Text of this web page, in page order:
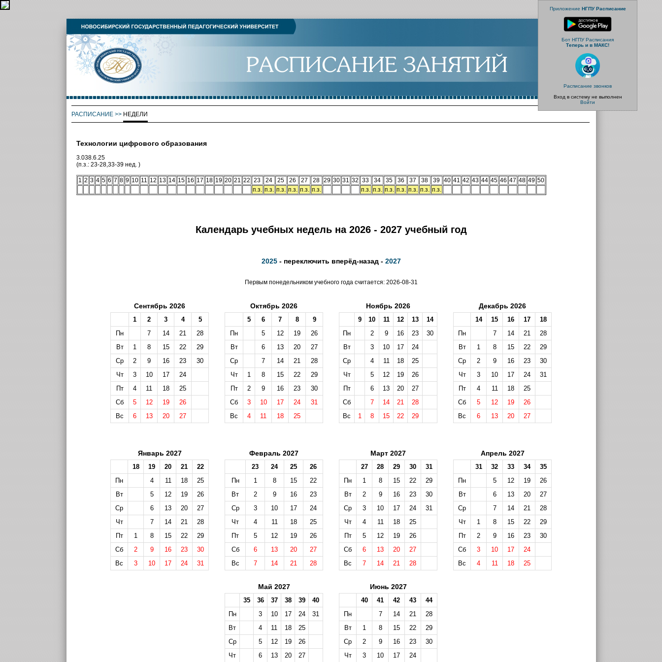
Приложение НГПУ Расписание
Бот НГПУ Расписания
Теперь и в МАКС!
Расписание звонков
Вход в систему не выполнен
Войти
РАСПИСАНИЕ>> НЕДЕЛИ
Технологии цифрового образования
3.038.6.25
(п.з.: 23-28,33-39 нед. )
1 2 3 4 5 6 7 8 9 10 11 12 13 14 15 16 17 18 19 20 21 22 23 24 25 26 27 28 29 30 31 32 33 34 35 36 37 38 39 40 41 42 43 44 45 46 47 48 49 50
п.з. п.з. п.з. п.з. п.з. п.з. п.з. п.з. п.з. п.з. п.з. п.з. п.з.
Календарь учебных недель на 2026 - 2027 учебный год
2025- переключить вперёд-назад - 2027
Первым понедельником учебного года считается: 2026-08-31
Сентябрь 2026
1 2 3 4
5
Пн
7 14 21
28
Вт
1 8 15 22
29
Ср
2 9 16 23
30
Чт
3 10 17
24
Пт
4 11 18
25
Сб
5 12 19
26
Вс
6 13 20 27
Октябрь 2026
5 6 7 8
9
Пн
5 12 19
26
Вт
6 13 20
27
Ср
7 14 21
28
Чт
1 8 15 22
29
Пт
2 9 16 23
30
Сб
3 10 17 24
31
Вс
4 11 18 25
Ноябрь 2026
9 10 11 12 13
14
Пн
2 9 16 23
30
Вт
3 10 17
24
Ср
4 11 18
25
Чт
5 12 19
26
Пт
6 13 20
27
Сб
7 14 21
28
Вс
1 8 15 22 29
Декабрь 2026
14 15 16 17
18
Пн
7 14 21
28
Вт
1 8 15 22
29
Ср
2 9 16 23
30
Чт
3 10 17 24
31
Пт
4 11 18
25
Сб
5 12 19
26
Вс
6 13 20 27
Январь 2027
18 19 20 21
22
Пн
4 11 18
25
Вт
5 12 19
26
Ср
6 13 20
27
Чт
7 14 21
28
Пт
1 8 15 22
29
Сб
2 9 16 23
30
Вс
3 10 17 24 31
Февраль 2027
23 24 25
26
Пн
1 8 15
22
Вт
2 9 16
23
Ср
3 10 17
24
Чт
4 11 18
25
Пт
5 12 19
26
Сб
6 13 20
27
Вс
7 14 21 28
Март 2027
27 28 29 30
31
Пн
1 8 15 22
29
Вт
2 9 16 23
30
Ср
3 10 17 24
31
Чт
4 11 18
25
Пт
5 12 19
26
Сб
6 13 20
27
Вс
7 14 21 28
Апрель 2027
31 32 33 34
35
Пн
5 12 19
26
Вт
6 13 20
27
Ср
7 14 21
28
Чт
1 8 15 22
29
Пт
2 9 16 23
30
Сб
3 10 17
24
Вс
4 11 18 25
Май 2027
35 36 37 38 39
40
Пн
3 10 17 24
31
Вт
4 11 18
25
Ср
5 12 19
26
Чт
6 13 20 27
Июнь 2027
40 41 42 43
44
Пн
7 14 21
28
Вт
1 8 15 22
29
Ср
2 9 16 23
30
Чт
3 10 17 24